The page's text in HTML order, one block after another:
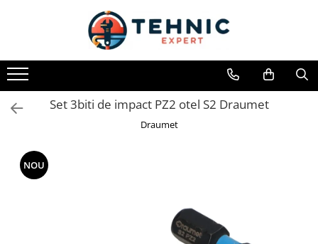
Toate Produsele
Accesorii pentru scule electrice
Accesorii pentru sculele pe aer
Alte accesorii pentru scule
Biti, prelungitoare si accesorii
Mixere pentru material
Set 3biti de impact PZ2 otel S2 Draumet
Draumet
NOU